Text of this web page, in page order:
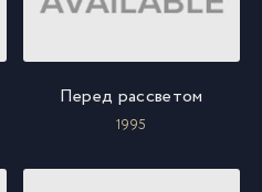
Перед рассветом
1995